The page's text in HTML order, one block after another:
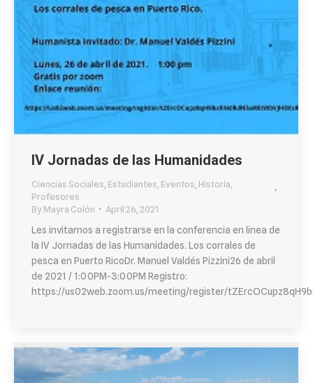
IV Jornadas de las Humanidades
Ciencias Sociales Estudiantes Eventos Historia
Profesores
ByMayra Colón
April 26, 2021
Les invitamos a registrarse en la conferencia en línea de
la IV Jornadas de las Humanidades. Los corrales de
pesca en Puerto RicoDr. Manuel Valdés Pizzini26 de abril
de 2021 / 1:00PM-3:00PM Registro:
https://us02web.zoom.us/meeting/register/